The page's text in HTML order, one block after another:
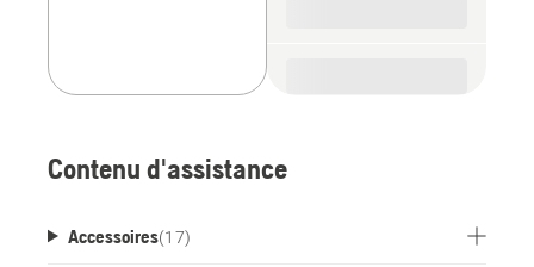
Contenu d'assistance
Accessoires(17)